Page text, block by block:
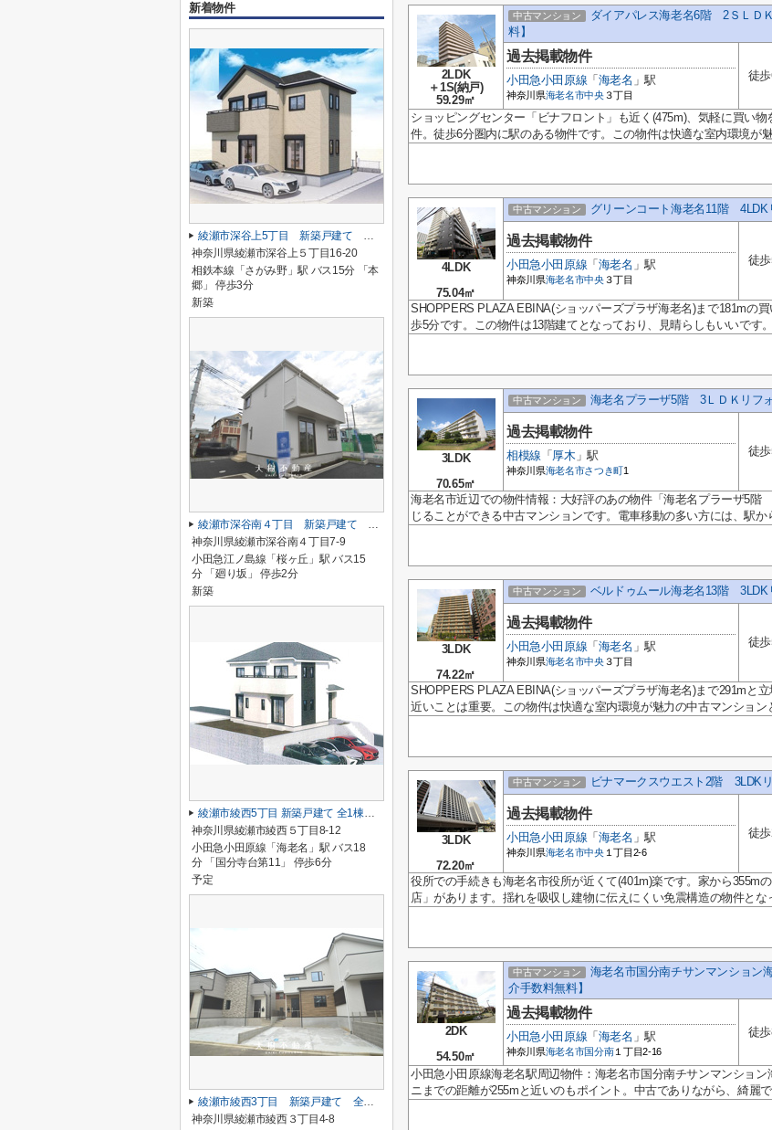
2LDK
＋1S(納戸)
59.29㎡
中古マンション
ダイアパレス海老名6階 2ＳＬＤ
料】
過去掲載物件
小田急小田原線 「 海老名 」駅
神奈川県海老名市中央３丁目
徒
ショッピングセンター「ビナフロント」も近く(475m)、気軽に買い
件。徒歩6分圏内に駅のある物件です。この物件は快適な室内環境が
4LDK
75.04㎡
中古マンション グリーンコート海老名11階 4LDK
過去掲載物件
小田急小田原線 「 海老名 」駅
神奈川県海老名市中央３丁目
徒
SHOPPERS PLAZA EBINA(ショッパーズプラザ海老名)まで181mの
歩5分です。この物件は13階建てとなっており、見晴らしもいいです
3LDK
70.65㎡
中古マンション 海老名プラーザ5階 3ＬＤＫリフ
過去掲載物件
相模線 「 厚木 」駅
神奈川県海老名市さつき町1
徒
海老名市近辺での物件情報：大好評のあの物件「海老名プラーザ5
じることができる中古マンションです。電車移動の多い方には、駅か
3LDK
74.22㎡
中古マンション ベルドゥムール海老名13階 3LDK
過去掲載物件
小田急小田原線 「 海老名 」駅
神奈川県海老名市中央３丁目
徒
SHOPPERS PLAZA EBINA(ショッパーズプラザ海老名)まで291mと
近いことは重要。この物件は快適な室内環境が魅力の中古マンション
3LDK
72.20㎡
中古マンション ビナマークスウエスト2階 3LDK
過去掲載物件
小田急小田原線 「 海老名 」駅
神奈川県海老名市中央１丁目2-6
徒
役所での手続きも海老名市役所が近くて(401m)楽です。家から355m
店」があります。揺れを吸収し建物に伝えにくい免震構造の物件とな
2DK
54.50㎡
中古マンション
海老名市国分南チサンマンション
介手数料無料】
過去掲載物件
小田急小田原線 「 海老名 」駅
神奈川県海老名市国分南１丁目2-16
徒
小田急小田原線海老名駅周辺物件：海老名市国分南チサンマンシ
ニまでの距離が255mと近いのもポイント。中古でありながら、綺麗
新着物件
綾瀬市深谷上5丁目 新築戸建て 全１棟【仲介手数料無料】
神奈川県綾瀬市深谷上５丁目16-20
相鉄本線「さがみ野」駅 バス15分 「本
郷」 停歩3分
新築
綾瀬市深谷南４丁目 新築戸建て 全5棟【仲介手数料無料】
神奈川県綾瀬市深谷南４丁目7-9
小田急江ノ島線「桜ヶ丘」駅 バス15
分 「廻り坂」 停歩2分
新築
綾瀬市綾西5丁目 新築戸建て 全1棟【仲介手数料無料】
神奈川県綾瀬市綾西５丁目8-12
小田急小田原線「海老名」駅 バス18
分 「国分寺台第11」 停歩6分
予定
綾瀬市綾西3丁目 新築戸建て 全２棟【仲介手数料無料】
神奈川県綾瀬市綾西３丁目4-8